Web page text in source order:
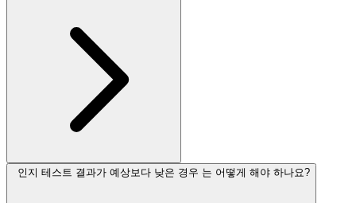
인지 테스트 결과가 예상보다 낮은 경우 는 어떻게 해야 하나요?